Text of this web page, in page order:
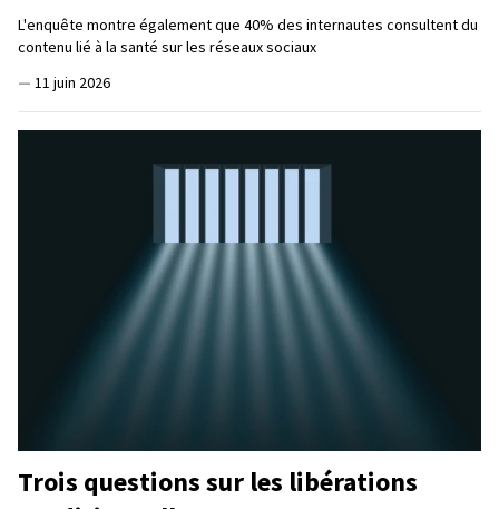
L'enquête montre également que 40% des internautes consultent du
contenu lié à la santé sur les réseaux sociaux
— 11 juin 2026
Trois questions sur les libérations